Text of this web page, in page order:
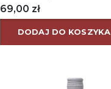
69,00 zł
DODAJ DO KOSZYKA